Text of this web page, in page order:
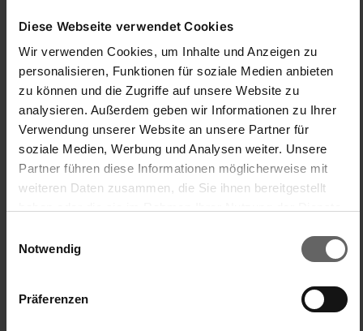
Diese Webseite verwendet Cookies
Wir verwenden Cookies, um Inhalte und Anzeigen zu
personalisieren, Funktionen für soziale Medien anbieten
zu können und die Zugriffe auf unsere Website zu
analysieren. Außerdem geben wir Informationen zu Ihrer
Verwendung unserer Website an unsere Partner für
soziale Medien, Werbung und Analysen weiter. Unsere
Partner führen diese Informationen möglicherweise mit
weiteren Daten zusammen, die Sie ihnen bereitgestellt
Cookies, wenn Sie unsere Webseite weiterhin nutzen.
Notwendig
Präferenzen
IF
Verified Customer
Iris F
Badreiniger 500 ml